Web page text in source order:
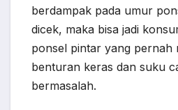
berdampak pada umur
dicek, maka bisa jadi
ponsel pintar yang pernah
benturan keras dan suku
bermasalah.